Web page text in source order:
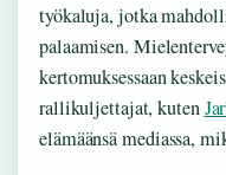
työkaluja, jotka
palaamisen.
kertomuksessaan
rallikuljettajat, kuten
elämäänsä mediassa,